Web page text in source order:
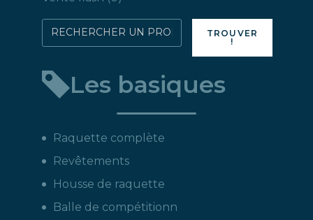
Rechercher
directement
produit
:
TROUVER
!
Les basiques
Raquette complète
Revêtements
Housse de raquette
Balle de compétitionn